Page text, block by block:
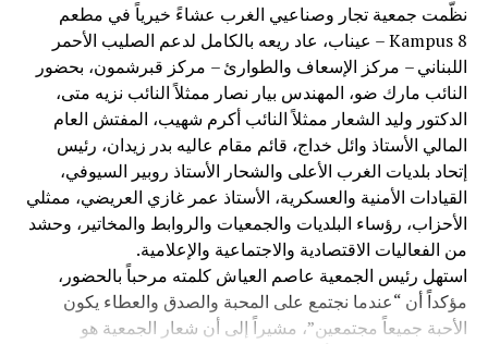
نظّمت جمعية تجار وصناعيي الغرب عشاءً خيرياً في مطعم
Kampus 8 – عيناب، عاد ريعه بالكامل لدعم الصليب الأحمر
اللبناني – مركز الإسعاف والطوارئ – مركز قبرشمون، بحضور
النائب مارك ضو، المهندس بيار نصار ممثلاً النائب نزيه متى،
الدكتور وليد الشعار ممثلاً النائب أكرم شهيب، المفتش العام
المالي الأستاذ وائل خداج، قائم مقام عاليه بدر زيدان، رئيس
إتحاد بلديات الغرب الأعلى والشحار الأستاذ روبير السيوفي،
القيادات الأمنية والعسكرية، الأستاذ عمر غازي العريضي، ممثلي
الأحزاب، رؤساء البلديات والجمعيات والروابط والمخاتير، وحشد
من الفعاليات الاقتصادية والاجتماعية والإعلامية.
استهل رئيس الجمعية عاصم العياش كلمته مرحباً بالحضور،
مؤكداً أن “عندما نجتمع على المحبة والصدق والعطاء يكون
الأحبة جميعاً مجتمعين”، مشيراً إلى أن شعار الجمعية هو